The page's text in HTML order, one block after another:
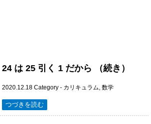
24 は 25 引く 1 だから （続き）
2020.12.18 Category - カリキュラム, 数学
つづきを読む